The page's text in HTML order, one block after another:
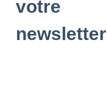
votre
newsletter